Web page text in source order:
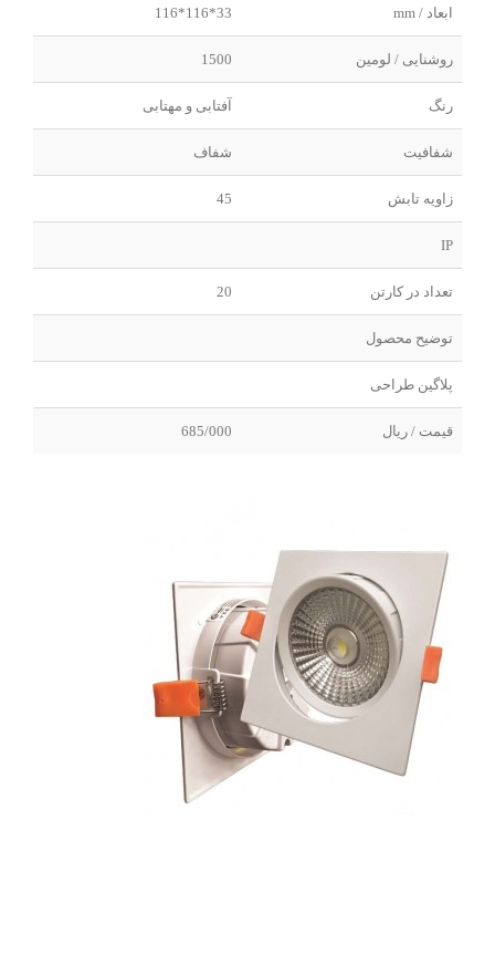
ابعاد / mm 33*116*116
روشنایی / لومین 1500
رنگ آفتابی و مهتابی
شفافیت شفاف
زاویه تابش 45
IP
تعداد در کارتن 20
توضیح محصول
پلاگین طراحی
قیمت / ریال 685/000